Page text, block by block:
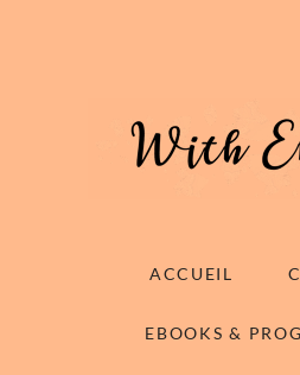
ACCUEIL
EBOOKS &